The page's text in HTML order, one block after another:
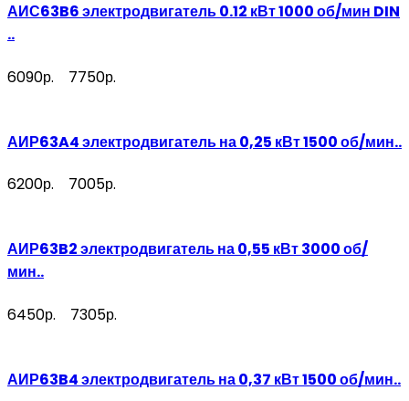
АИС63B6 электродвигатель 0.12 кВт 1000 об/мин DIN
..
6090р. 7750р.
АИР63A4 электродвигатель на 0,25 кВт 1500 об/мин..
6200р. 7005р.
АИР63B2 электродвигатель на 0,55 кВт 3000 об/
мин..
6450р. 7305р.
АИР63B4 электродвигатель на 0,37 кВт 1500 об/мин..